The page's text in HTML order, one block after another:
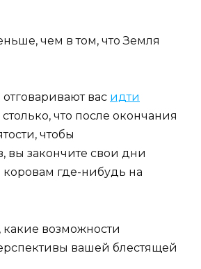
чем в том, что Земля
вас идти
что после окончания
чтобы
вы закончите свои дни
коровам где-нибудь на
, какие возможности
вашей блестящей